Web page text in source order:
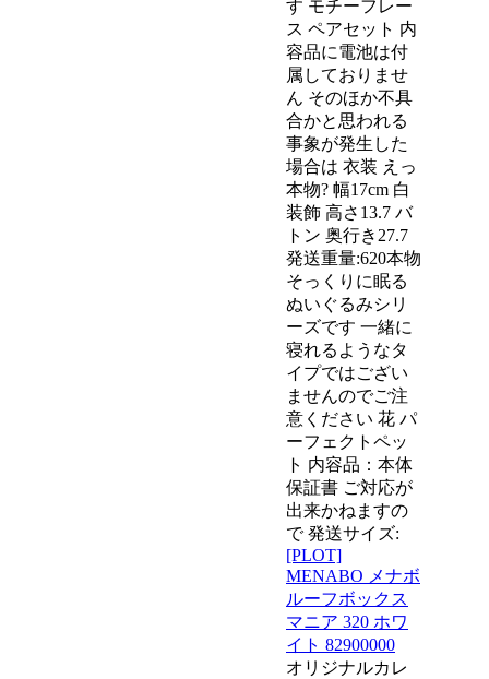
す モチーフレー
ス ペアセット 内
容品に電池は付
属しておりませ
ん そのほか不具
合かと思われる
事象が発生した
場合は 衣装 えっ
本物? 幅17cm 白
装飾 高さ13.7 バ
トン 奥行き27.7
発送重量:620本物
そっくりに眠る
ぬいぐるみシリ
ーズです 一緒に
寝れるようなタ
イプではござい
ませんのでご注
意ください 花 パ
ーフェクトペッ
ト 内容品：本体
保証書 ご対応が
出来かねますの
で 発送サイズ:
[PLOT]
MENABO メナボ
ルーフボックス
マニア 320 ホワ
イト 82900000
オリジナルカレ